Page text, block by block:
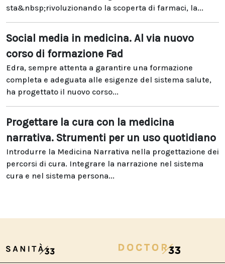
sta&nbsp;rivoluzionando la scoperta di farmaci, la...
Social media in medicina. Al via nuovo
corso di formazione Fad
Edra, sempre attenta a garantire una formazione
completa e adeguata alle esigenze del sistema salute,
ha progettato il nuovo corso...
Progettare la cura con la medicina
narrativa. Strumenti per un uso quotidiano
Introdurre la Medicina Narrativa nella progettazione dei
percorsi di cura. Integrare la narrazione nel sistema
cura e nel sistema persona...